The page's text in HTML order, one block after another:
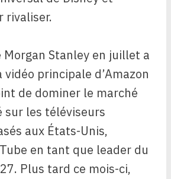
rivaliser.
Stanley en juillet a
principale d’Amazon
de dominer le marché
sur les téléviseurs
aux États-Unis,
en tant que leader du
Plus tard ce mois-ci,